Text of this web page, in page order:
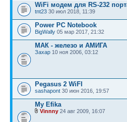
WiFi модем для RS-232
tnt23 30 июл 2018, 11:39
Power PC Notebook
BigWally 05 мар 2017, 21:32
МАК - железо и АМИГА
Захар 10 ноя 2006, 03:12
Pegasus 2 WiFI
sashapont 30 июн 2016, 19:57
My Efika
Vinnny 24 авг 2009, 16:07